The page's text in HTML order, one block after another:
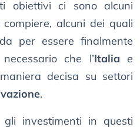
obiettivi ci sono alcuni
alcuni dei quali
per essere finalmente
che l’Italia e
decisa su settori
.
gli investimenti in questi